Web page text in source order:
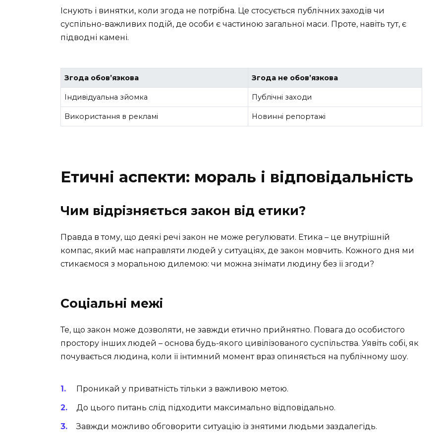
Існують і винятки, коли згода не потрібна. Це стосується публічних заходів чи
суспільно-важливих подій, де особи є частиною загальної маси. Проте, навіть тут, є
підводні камені.
Згода обов’язкова Згода не обов’язкова
Індивідуальна зйомка Публічні заходи
Використання в рекламі Новинні репортажі
Етичні аспекти: мораль і відповідальність
Чим відрізняється закон від етики?
Правда в тому, що деякі речі закон не може регулювати. Етика – це внутрішній
компас, який має направляти людей у ситуаціях, де закон мовчить. Кожного дня ми
стикаємося з моральною дилемою: чи можна знімати людину без її згоди?
Соціальні межі
Те, що закон може дозволяти, не завжди етично прийнятно. Повага до особистого
простору інших людей – основа будь-якого цивілізованого суспільства. Уявіть собі, як
почувається людина, коли її інтимний момент враз опиняється на публічному шоу.
Проникай у приватність тільки з важливою метою.
До цього питань слід підходити максимально відповідально.
Завжди можливо обговорити ситуацію із знятими людьми заздалегідь.